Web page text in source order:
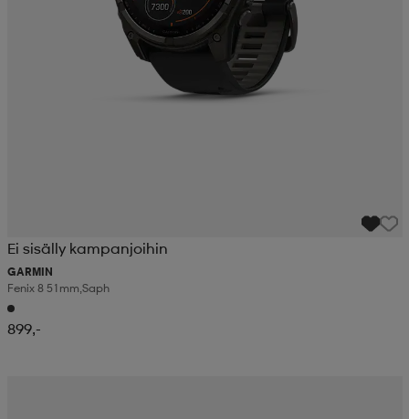
Ei sisälly kampanjoihin
GARMIN
Fenix 8 51mm,saph
899,-